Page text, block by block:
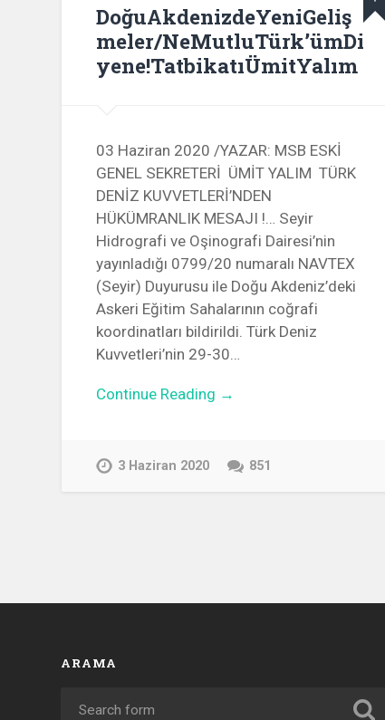
DoğuAkdenizdeYeniGeliş
meler/NeMutluTürk’ümDi
yene!TatbikatıÜmitYalım
03 Haziran 2020 /YAZAR: MSB ESKİ
GENEL SEKRETERİ ÜMİT YALIM TÜRK
DENİZ KUVVETLERİ’NDEN
HÜKÜMRANLIK MESAJI !… Seyir
Hidrografi ve Oşinografi Dairesi’nin
yayınladığı 0799/20 numaralı NAVTEX
(Seyir) Duyurusu ile Doğu Akdeniz’deki
Askeri Eğitim Sahalarının coğrafi
koordinatları bildirildi. Türk Deniz
Kuvvetleri’nin 29-30…
Continue Reading →
3 Haziran 2020 851
ARAMA